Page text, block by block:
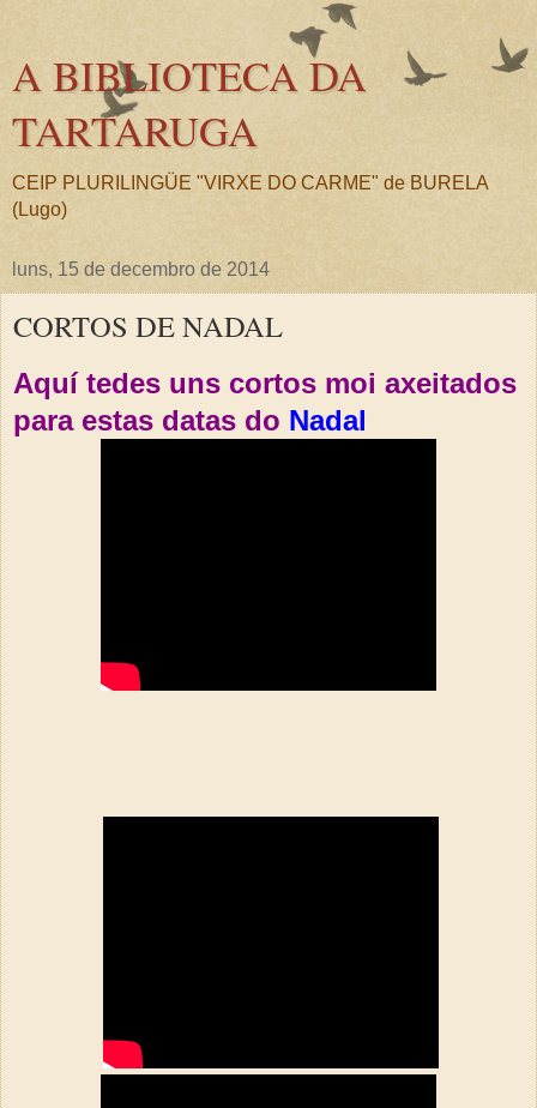
A BIBLIOTECA DA
TARTARUGA
CEIP PLURILINGÜE "VIRXE DO CARME" de BURELA
(Lugo)
luns, 15 de decembro de 2014
CORTOS DE NADAL
Aquí tedes uns cortos moi axeitados
para estas datas do Nadal